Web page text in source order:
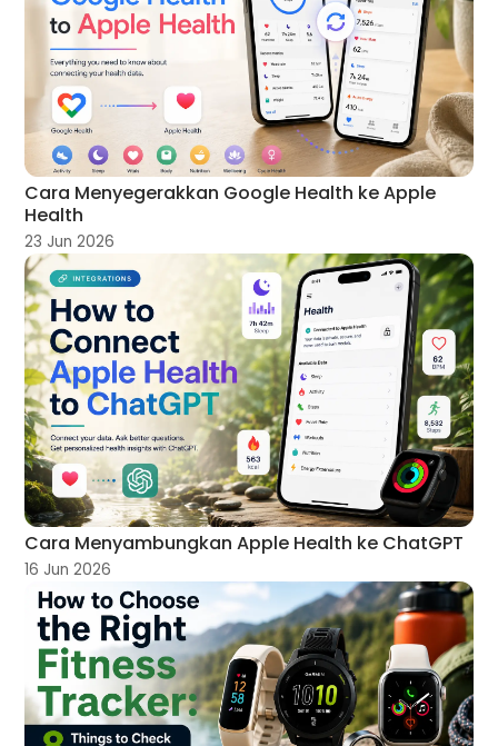
Cara Menyegerakkan Google Health ke Apple
Health
23 Jun 2026
Cara Menyambungkan Apple Health ke ChatGPT
16 Jun 2026